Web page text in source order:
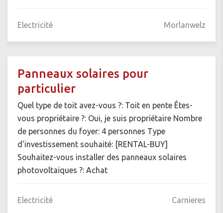
Electricité Morlanwelz
Panneaux solaires pour
particulier
Quel type de toit avez-vous ?: Toit en pente Êtes-
vous propriétaire ?: Oui, je suis propriétaire Nombre
de personnes du foyer: 4 personnes Type
d'investissement souhaité: [RENTAL-BUY]
Souhaitez-vous installer des panneaux solaires
photovoltaïques ?: Achat
Electricité Carnieres